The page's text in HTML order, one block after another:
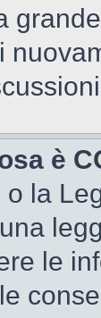
è
o la
le